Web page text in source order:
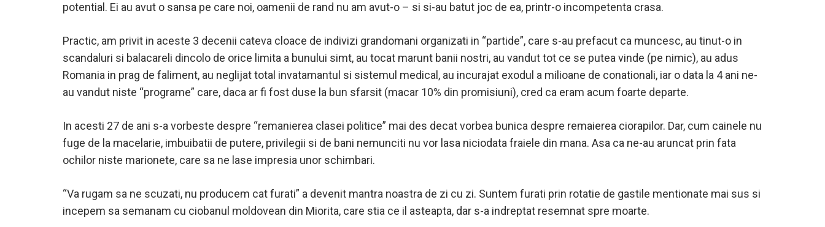
potential. Ei au avut o sansa pe care noi, oamenii de rand nu am avut-o – si si-au batut joc de ea, printr-o incompetenta crasa.
Practic, am privit in aceste 3 decenii cateva cloace de indivizi grandomani organizati in “partide”, care s-au prefacut ca muncesc, au tinut-o in
scandaluri si balacareli dincolo de orice limita a bunului simt, au tocat marunt banii nostri, au vandut tot ce se putea vinde (pe nimic), au adus
Romania in prag de faliment, au neglijat total invatamantul si sistemul medical, au incurajat exodul a milioane de conationali, iar o data la 4 ani ne-
au vandut niste “programe” care, daca ar fi fost duse la bun sfarsit (macar 10% din promisiuni), cred ca eram acum foarte departe.
In acesti 27 de ani s-a vorbeste despre “remanierea clasei politice” mai des decat vorbea bunica despre remaierea ciorapilor. Dar, cum cainele nu
fuge de la macelarie, imbuibatii de putere, privilegii si de bani nemunciti nu vor lasa niciodata fraiele din mana. Asa ca ne-au aruncat prin fata
ochilor niste marionete, care sa ne lase impresia unor schimbari.
“Va rugam sa ne scuzati, nu producem cat furati” a devenit mantra noastra de zi cu zi. Suntem furati prin rotatie de gastile mentionate mai sus si
incepem sa semanam cu ciobanul moldovean din Miorita, care stia ce il asteapta, dar s-a indreptat resemnat spre moarte.